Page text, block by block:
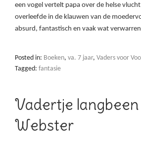
een vogel vertelt papa over de helse
overleefde in de klauwen van de
absurd, fantastisch en vaak wat
Posted in: Boeken, va. 7 jaar, Vaders voor
Tagged: fantasie
Vadertje
Webster